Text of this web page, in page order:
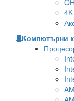
Компютърни